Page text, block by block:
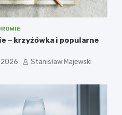
– krzyżówka i popularne
2026 Stanisław Majewski